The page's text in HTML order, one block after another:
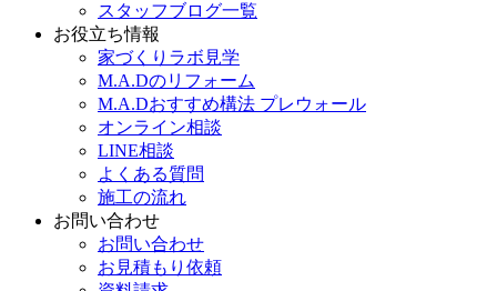
スタッフブログ一覧
お役立ち情報
家づくりラボ見学
M.A.Dのリフォーム
M.A.Dおすすめ構法 プレウォール
オンライン相談
LINE相談
よくある質問
施工の流れ
お問い合わせ
お問い合わせ
お見積もり依頼